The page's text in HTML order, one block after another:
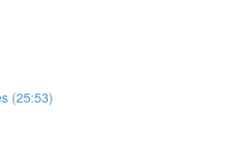
(25:53)